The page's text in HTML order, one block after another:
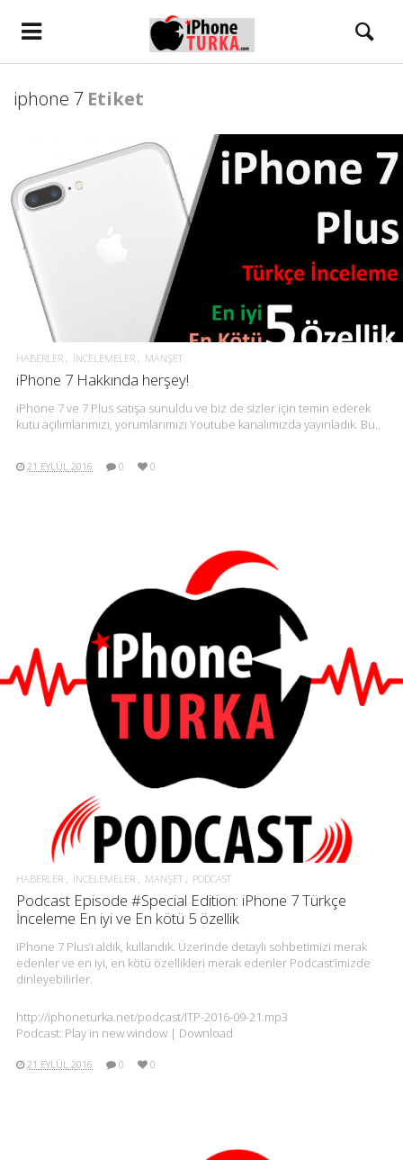
iphone 7 Etiket
HABERLER İNCELEMELER MANŞET
iPhone 7 Hakkında herşey!
iPhone 7 ve 7 Plus satışa sunuldu ve biz de sizler için temin ederek
kutu açılımlarımızı, yorumlarımızı Youtube kanalımızda yayınladık. Bu..
21 EYLÜL 2016 0 0
HABERLER İNCELEMELER MANŞET PODCAST
Podcast Episode #Special Edition: iPhone 7 Türkçe
İnceleme En iyi ve En kötü 5 özellik
iPhone 7 Plus’ı aldık, kullandık. Üzerinde detaylı sohbetimizi merak
edenler ve en iyi, en kötü özellikleri merak edenler Podcast’imizde
dinleyebilirler.
http://iphoneturka.net/podcast/ITP-2016-09-21.mp3
Podcast: Play in new window | Download
21 EYLÜL 2016 0 0